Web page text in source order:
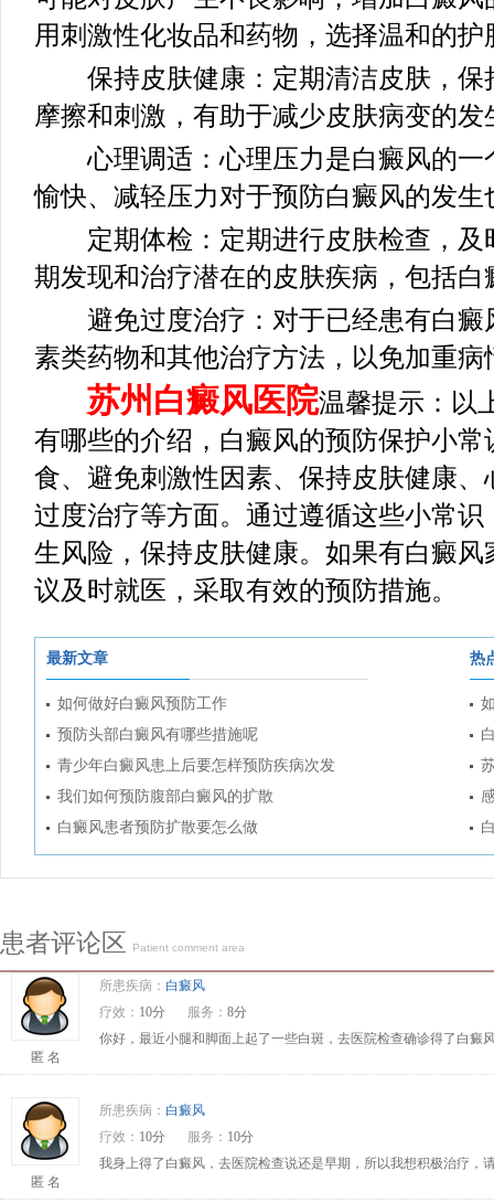
用刺激性化妆品和药物，选择温和的护
保持皮肤健康：定期清洁皮肤，保
摩擦和刺激，有助于减少皮肤病变的发
心理调适：心理压力是白癜风的一
愉快、减轻压力对于预防白癜风的发
定期体检：定期进行皮肤检查，及
期发现和治疗潜在的皮肤疾病，包括白
避免过度治疗：对于已经患有白癜
素类药物和其他治疗方法，以免加重
苏州白癜风医院温馨提示：以
有哪些的介绍，白癜风的预防保护小
食、避免刺激性因素、保持皮肤健康
过度治疗等方面。通过遵循这些小常
生风险，保持皮肤健康。如果有白癜
议及时就医，采取有效的预防措施。
最新文章
如何做好白癜风预防工作
预防头部白癜风有哪些措施呢
青少年白癜风患上后要怎样预防疾病次发
我们如何预防腹部白癜风的扩散
白癜风患者预防扩散要怎么做
热
患者评论区 Patient comment area
匿 名
所患疾病： 白癜风
疗效： 10分 服务： 8分
你好，最近小腿和脚面上起了一些白斑，去医院检查确诊得了白
匿 名
所患疾病： 白癜风
疗效： 10分 服务： 10分
我身上得了白癜风，去医院检查说还是早期，所以我想积极治疗，